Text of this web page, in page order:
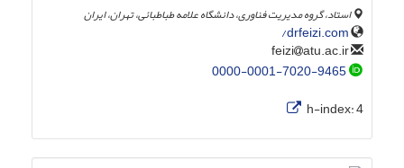
استاد، گروه مدیریت فناوری، دانشگاه علامه طباطبائی، تهران، ایران
drfeizi.com/
atu.ac.ir
0000-0001-7020-9465
h-index:4